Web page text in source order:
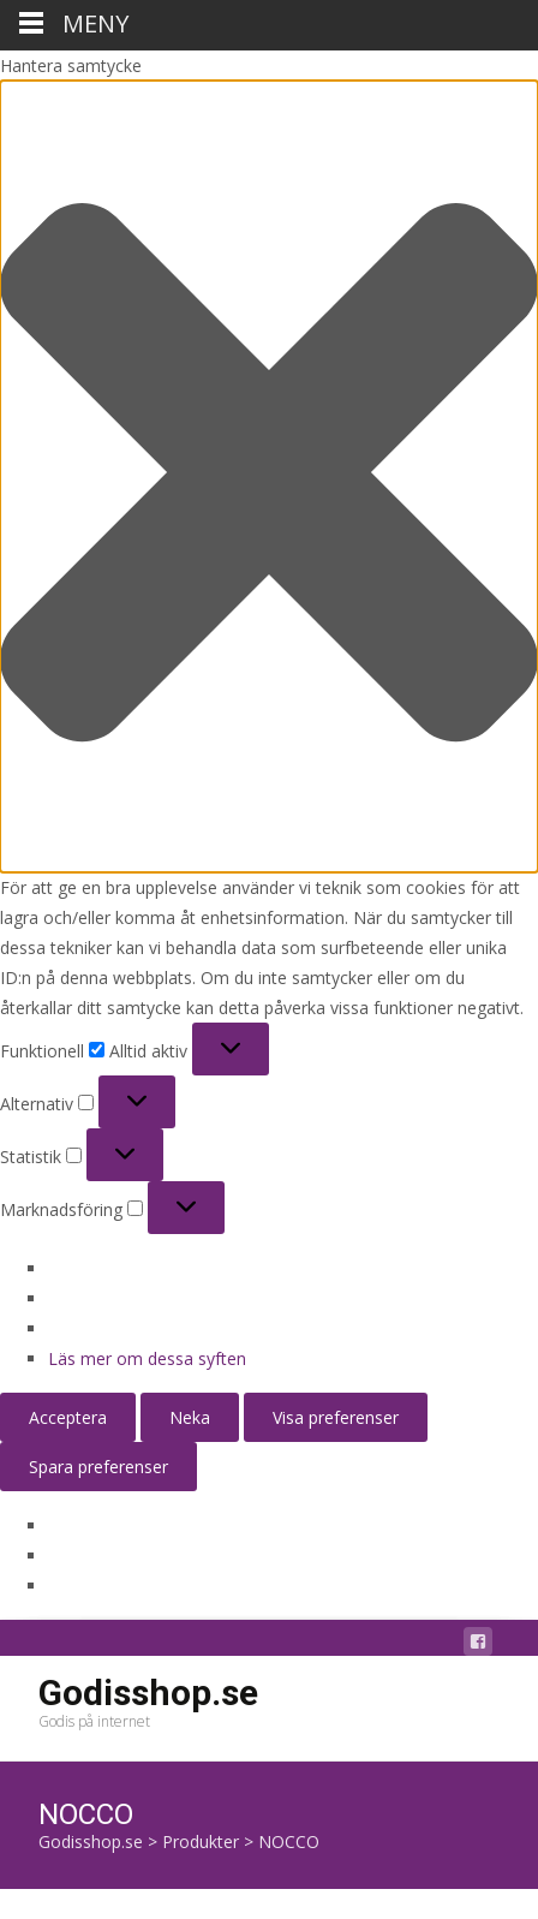
Hantera samtycke
För att ge en bra upplevelse använder vi teknik som cookies för att
lagra och/eller komma åt enhetsinformation. När du samtycker till
dessa tekniker kan vi behandla data som surfbeteende eller unika
ID:n på denna webbplats. Om du inte samtycker eller om du
återkallar ditt samtycke kan detta påverka vissa funktioner negativt.
Funktionell
Alltid aktiv
Alternativ
Statistik
Marknadsföring
Läs mer om dessa syften
Acceptera Neka Visa preferenser
Spara preferenser
Godisshop.se
Godis på internet
NOCCO
Godisshop.se > Produkter > NOCCO
MENY